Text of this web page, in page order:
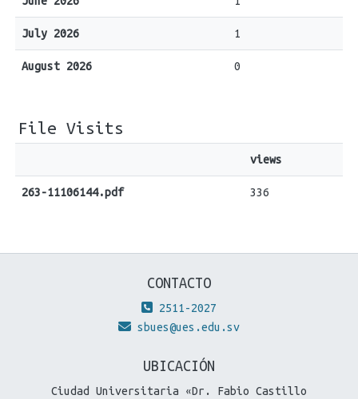
July 2026 1
August 2026 0
File Visits
views
263-11106144.pdf 336
CONTACTO
2511-2027
sbues@ues.edu.sv
UBICACIÓN
Ciudad Universitaria «Dr. Fabio Castillo